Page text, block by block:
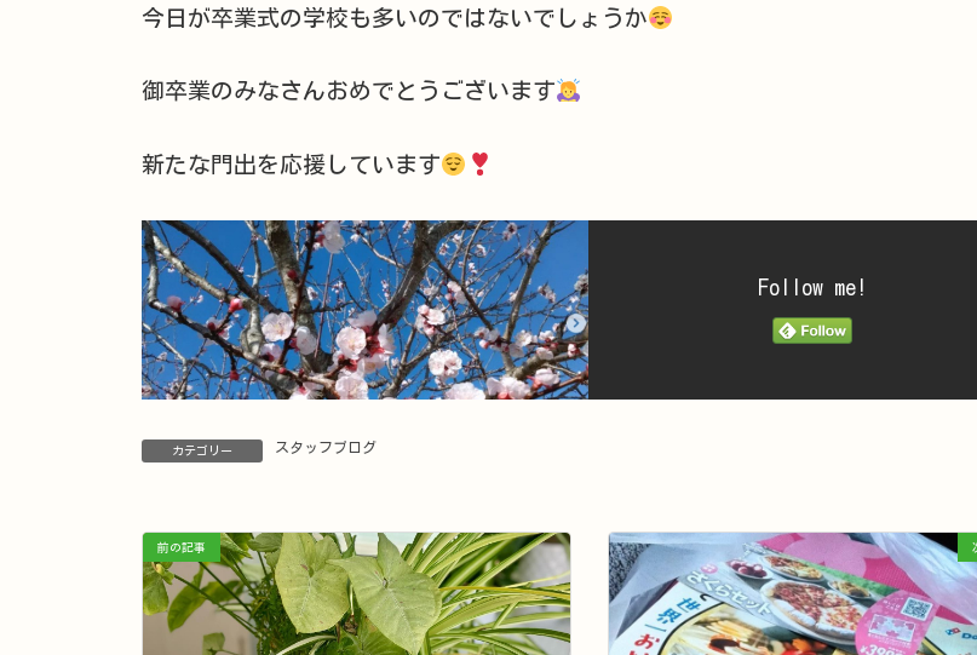
今日が卒業式の学校も多いのではないでしょうか
御卒業のみなさんおめでとうございます
新たな門出を応援しています
Follow me!
カテゴリー スタッフブログ
前の記事